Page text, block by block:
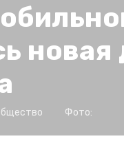
новая
Фото: